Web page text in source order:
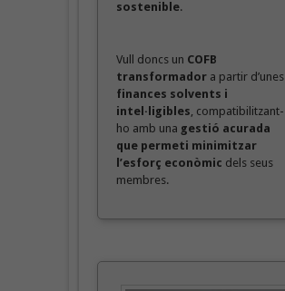
sostenible.
Vull doncs un COFB
transformadora partir d’unes
finances solvents i
intel·ligibles, compatibilitzant-
ho amb una gestió acurada
que permeti minimitzar
l’esforç econòmic dels seus
membres.